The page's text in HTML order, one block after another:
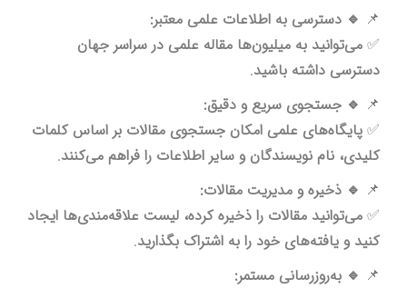
📌 🔹 دسترسی به اطلاعات علمی معتبر:
✅ می‌توانید به میلیون‌ها مقاله علمی در سراسر جهان
دسترسی داشته باشید.
📌 🔹 جستجوی سریع و دقیق:
✅ پایگاه‌های علمی امکان جستجوی مقالات بر اساس کلمات
کلیدی، نام نویسندگان و سایر اطلاعات را فراهم می‌کنند.
📌 🔹 ذخیره و مدیریت مقالات:
✅ می‌توانید مقالات را ذخیره کرده، لیست علاقه‌مندی‌ها ایجاد
کنید و یافته‌های خود را به اشتراک بگذارید.
📌 🔹 به‌روزرسانی مستمر: